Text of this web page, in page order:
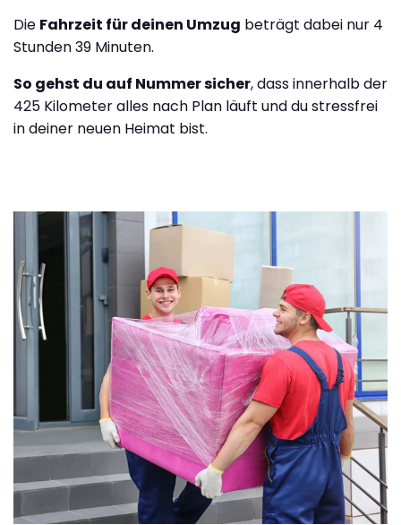
Die Fahrzeit für deinen Umzug beträgt dabei nur 4
Stunden 39 Minuten.
So gehst du auf Nummer sicher, dass innerhalb der
425 Kilometer alles nach Plan läuft und du stressfrei
in deiner neuen Heimat bist.